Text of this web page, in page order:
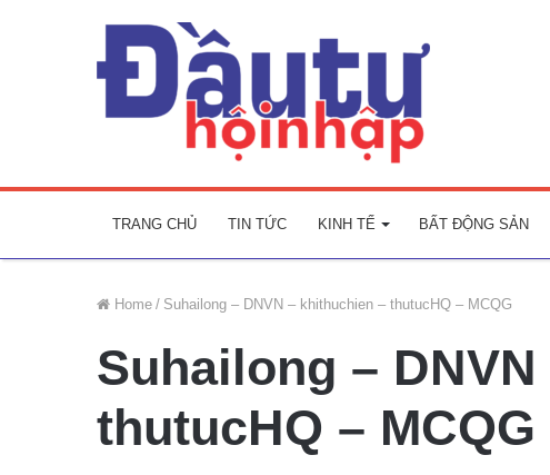
TRANG CHỦ TIN TỨC KINH TẾ BẤT ĐỘNG SẢN
Home / Suhailong – DNVN – khithuchien – thutucHQ – MCQG
Suhailong –
thutucHQ – MCQG